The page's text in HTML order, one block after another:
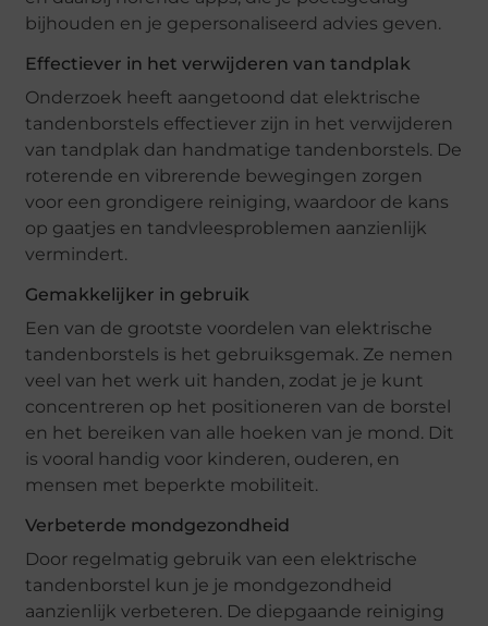
bijhouden en je gepersonaliseerd advies geven.
Effectiever in het verwijderen van tandplak
Onderzoek heeft aangetoond dat elektrische
tandenborstels effectiever zijn in het verwijderen
van tandplak dan handmatige tandenborstels. De
roterende en vibrerende bewegingen zorgen
voor een grondigere reiniging, waardoor de kans
op gaatjes en tandvleesproblemen aanzienlijk
vermindert.
Gemakkelijker in gebruik
Een van de grootste voordelen van elektrische
tandenborstels is het gebruiksgemak. Ze nemen
veel van het werk uit handen, zodat je je kunt
concentreren op het positioneren van de borstel
en het bereiken van alle hoeken van je mond. Dit
is vooral handig voor kinderen, ouderen, en
mensen met beperkte mobiliteit.
Verbeterde mondgezondheid
Door regelmatig gebruik van een elektrische
tandenborstel kun je je mondgezondheid
aanzienlijk verbeteren. De diepgaande reiniging